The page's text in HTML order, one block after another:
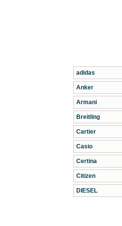
adidas
Anker
Armani
Breitling
Cartier
Casio
Certina
Citizen
DIESEL